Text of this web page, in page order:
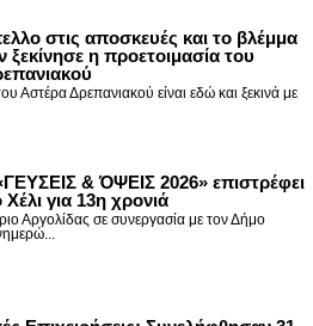
στις αποσκευές και το βλέμμα
ξεκίνησε η προετοιμασία του
Αστέρα Δρεπανιακού είναι εδώ και ξεκινά με
& ΌΨΕΙΣ 2026» επιστρέφει
για 13η χρονιά
Αργολίδας σε συνεργασία με τον Δήμο